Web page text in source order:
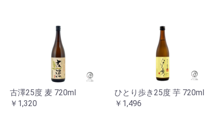
古澤25度 麦 720ml
￥1,320
ひとり歩き25度 芋 720ml
￥1,496